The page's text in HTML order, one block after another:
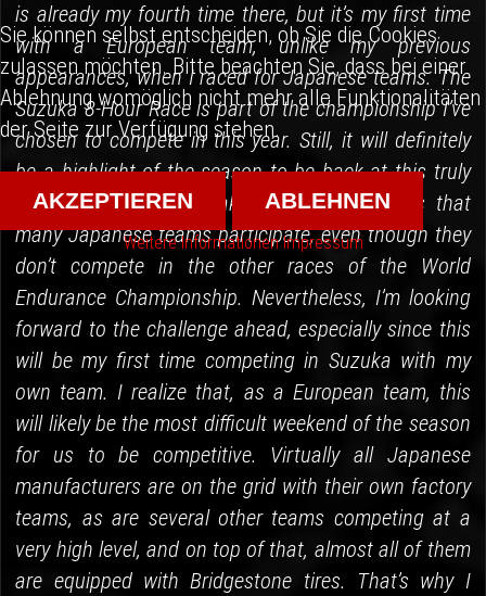
is already my fourth time there, but it’s my first time
with a European team, unlike my previous
appearances, when I raced for Japanese teams. The
Suzuka 8-Hour Race is part of the championship I’ve
chosen to compete in this year. Still, it will definitely
be a highlight of the season to be back at this truly
unique event. What makes Suzuka special is that
many Japanese teams participate, even though they
don’t compete in the other races of the World
Endurance Championship. Nevertheless, I’m looking
forward to the challenge ahead, especially since this
will be my first time competing in Suzuka with my
own team. I realize that, as a European team, this
will likely be the most difficult weekend of the season
for us to be competitive. Virtually all Japanese
manufacturers are on the grid with their own factory
teams, as are several other teams competing at a
very high level, and on top of that, almost all of them
are equipped with Bridgestone tires. That’s why I
Sie können selbst entscheiden, ob Sie die Cookies
zulassen möchten. Bitte beachten Sie, dass bei einer
Ablehnung womöglich nicht mehr alle Funktionalitäten
der Seite zur Verfügung stehen.
AKZEPTIEREN ABLEHNEN
Weitere Informationen Impressum